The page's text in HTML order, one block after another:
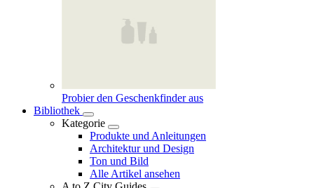
Probier den Geschenkfinder aus
Bibliothek
Kategorie
Produkte und Anleitungen
Architektur und Design
Ton und Bild
Alle Artikel ansehen